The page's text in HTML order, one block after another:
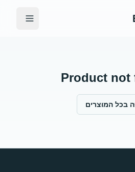
Product not
בכל המוצרים